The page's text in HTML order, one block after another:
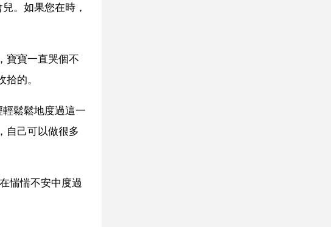
。如果您在時，
寶寶一直哭個不
的。
鬆鬆地度過這一
自己可以做很多
惴惴不安中度過